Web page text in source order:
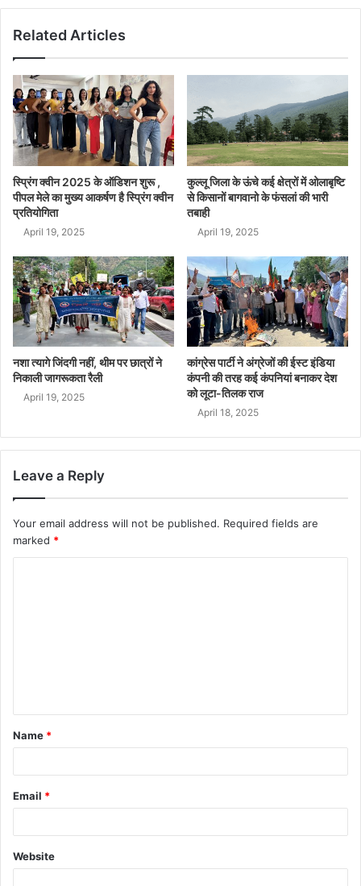
Related Articles
स्प्रिंग क्वीन 2025 के ऑडिशन शुरू ,
पीपल मेले का मुख्य आकर्षण है स्प्रिंग क्वीन
प्रतियोगिता
April 19, 2025
कुल्लू जिला के ऊंचे कई क्षेत्रों में ओलाबृष्टि
से किसानों बागवानो के फंसलां की भारी
तबाही
April 19, 2025
नशा त्यागे जिंदगी नहीं, थीम पर छात्रों ने
निकाली जागरूकता रैली
April 19, 2025
कांग्रेस पार्टी ने अंग्रेजों की ईस्ट इंडिया
कंपनी की तरह कई कंपनियां बनाकर देश
को लूटा-तिलक राज
April 18, 2025
Leave a Reply
Your email address will not be published. Required fields are
marked *
Name *
Email *
Website